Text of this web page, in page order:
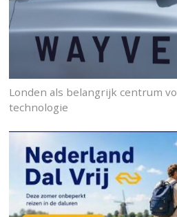
Londen als belangrijk centrum
technologie